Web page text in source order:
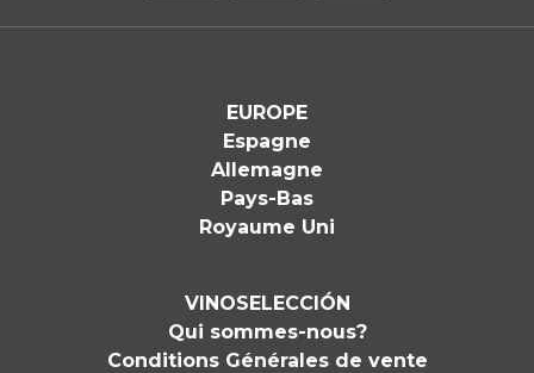
EUROPE
Espagne
Allemagne
Pays-Bas
Royaume Uni
VINOSELECCIÓN
Qui sommes-nous?
Conditions Générales de vente